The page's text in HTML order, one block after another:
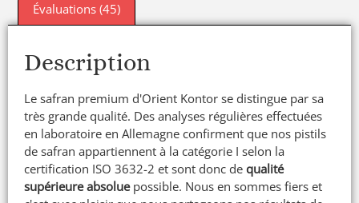
Évaluations (45)
Description
Le safran premium d'Orient Kontor se distingue par sa
très grande qualité. Des analyses régulières effectuées
en laboratoire en Allemagne confirment que nos pistils
de safran appartiennent à la catégorie I selon la
certification ISO 3632-2 et sont donc de qualité
supérieure absoluepossible. Nous en sommes fiers et